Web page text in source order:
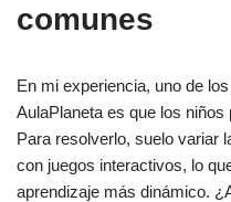
comunes
En mi experiencia, uno de
AulaPlaneta es que los
Para resolverlo, suelo variar
con juegos interactivos, lo
aprendizaje más dinámico.